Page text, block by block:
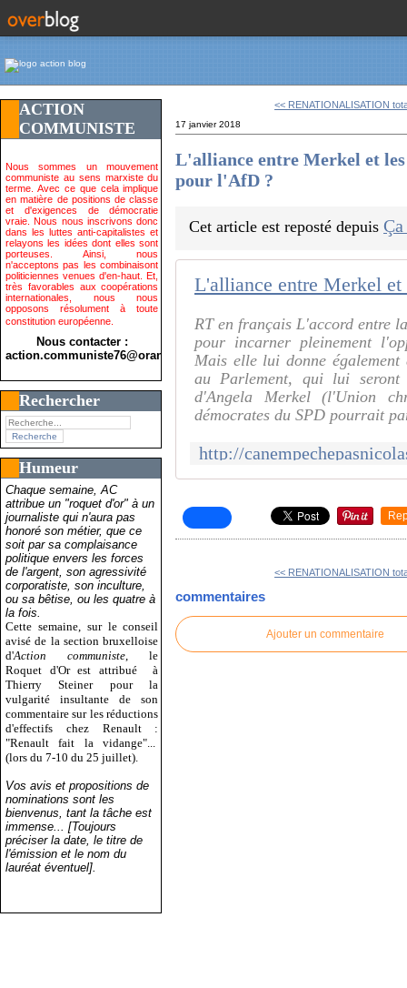
ACTION
COMMUNISTE
Nous sommes un mouvement
communiste au sens marxiste du
terme. Avec ce que cela implique
en matière de positions de classe
et d'exigences de démocratie
vraie. Nous nous inscrivons donc
dans les luttes anti-capitalistes et
relayons les idées dont elles sont
porteuses. Ainsi, nous
n'acceptons pas les combinaisont
politiciennes venues d'en-haut. Et,
très favorables aux coopérations
internationales, nous nous
opposons résolument à toute
constitution européenne.
Nous contacter :
action.communiste76@orange.fr>
Rechercher
Humeur
Chaque semaine, AC
attribue un "roquet d'or" à un
journaliste qui n'aura pas
honoré son métier, que ce
soit par sa complaisance
politique envers les forces
de l'argent, son agressivité
corporatiste, son inculture,
ou sa bêtise, ou les quatre à
la fois.
Cette semaine, sur le conseil
avisé de la section bruxelloise
d'Action communiste , le
Roquet d'Or est attribué
à
Thierry Steiner pour la
vulgarité insultante de son
commentaire sur les réductions
d'effectifs chez Renault :
"Renault fait la vidange"...
(lors du 7-10 du 25 juillet).
Vos avis et propositions de
nominations sont les
bienvenus, tant la tâche est
immense... [Toujours
préciser la date, le titre de
l'émission et le nom du
lauréat éventuel].
<< RENATIONALISATION
17 janvier 2018
L'alliance entre Merkel et
pour l'AfD ?
Cet article est reposté depuis
RT en français L'accord entre
pour incarner pleinement
Mais elle lui donne également
au Parlement, qui lui
d'Angela Merkel (l'Union
démocrates du SPD pourrait
<< RENATIONALISATION
commentaires
Ajouter un commentaire